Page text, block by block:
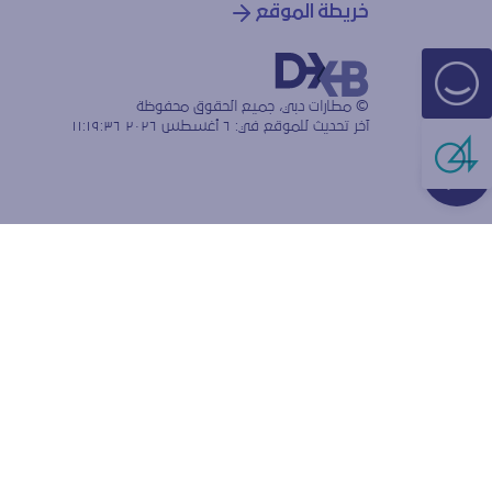
خريطة الموقع
© مطارات دبي، جميع الحقوق محفوظة
آخر تحديث للموقع في: ٦ أغسطس ٢٠٢٦ ١١:١٩:٣٦